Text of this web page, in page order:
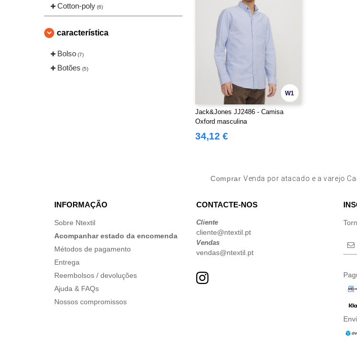
Cotton-poly (6)
característica
Bolso (7)
Botões (5)
W1
Jack&Jones JJ2486 - Camisa
Oxford masculina
34,12 €
Comprar Venda por atacado e a varejo
INFORMAÇÃO
Sobre Ntextil
Acompanhar estado da encomenda
Métodos de pagamento
Entrega
Reembolsos / devoluções
Ajuda & FAQs
Nossos compromissos
CONTACTE-NOS
Cliente
cliente@ntextil.pt
Vendas
vendas@ntextil.pt